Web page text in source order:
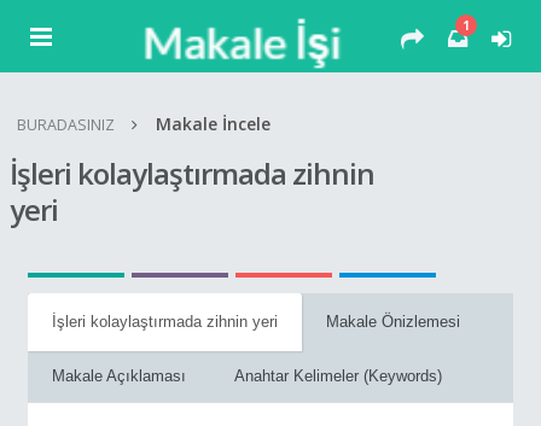
1
BURADASINIZ Makale İncele
İşleri kolaylaştırmada zihnin
yeri
İşleri kolaylaştırmada zihnin yeri Makale Önizlemesi
Makale Açıklaması Anahtar Kelimeler (Keywords)